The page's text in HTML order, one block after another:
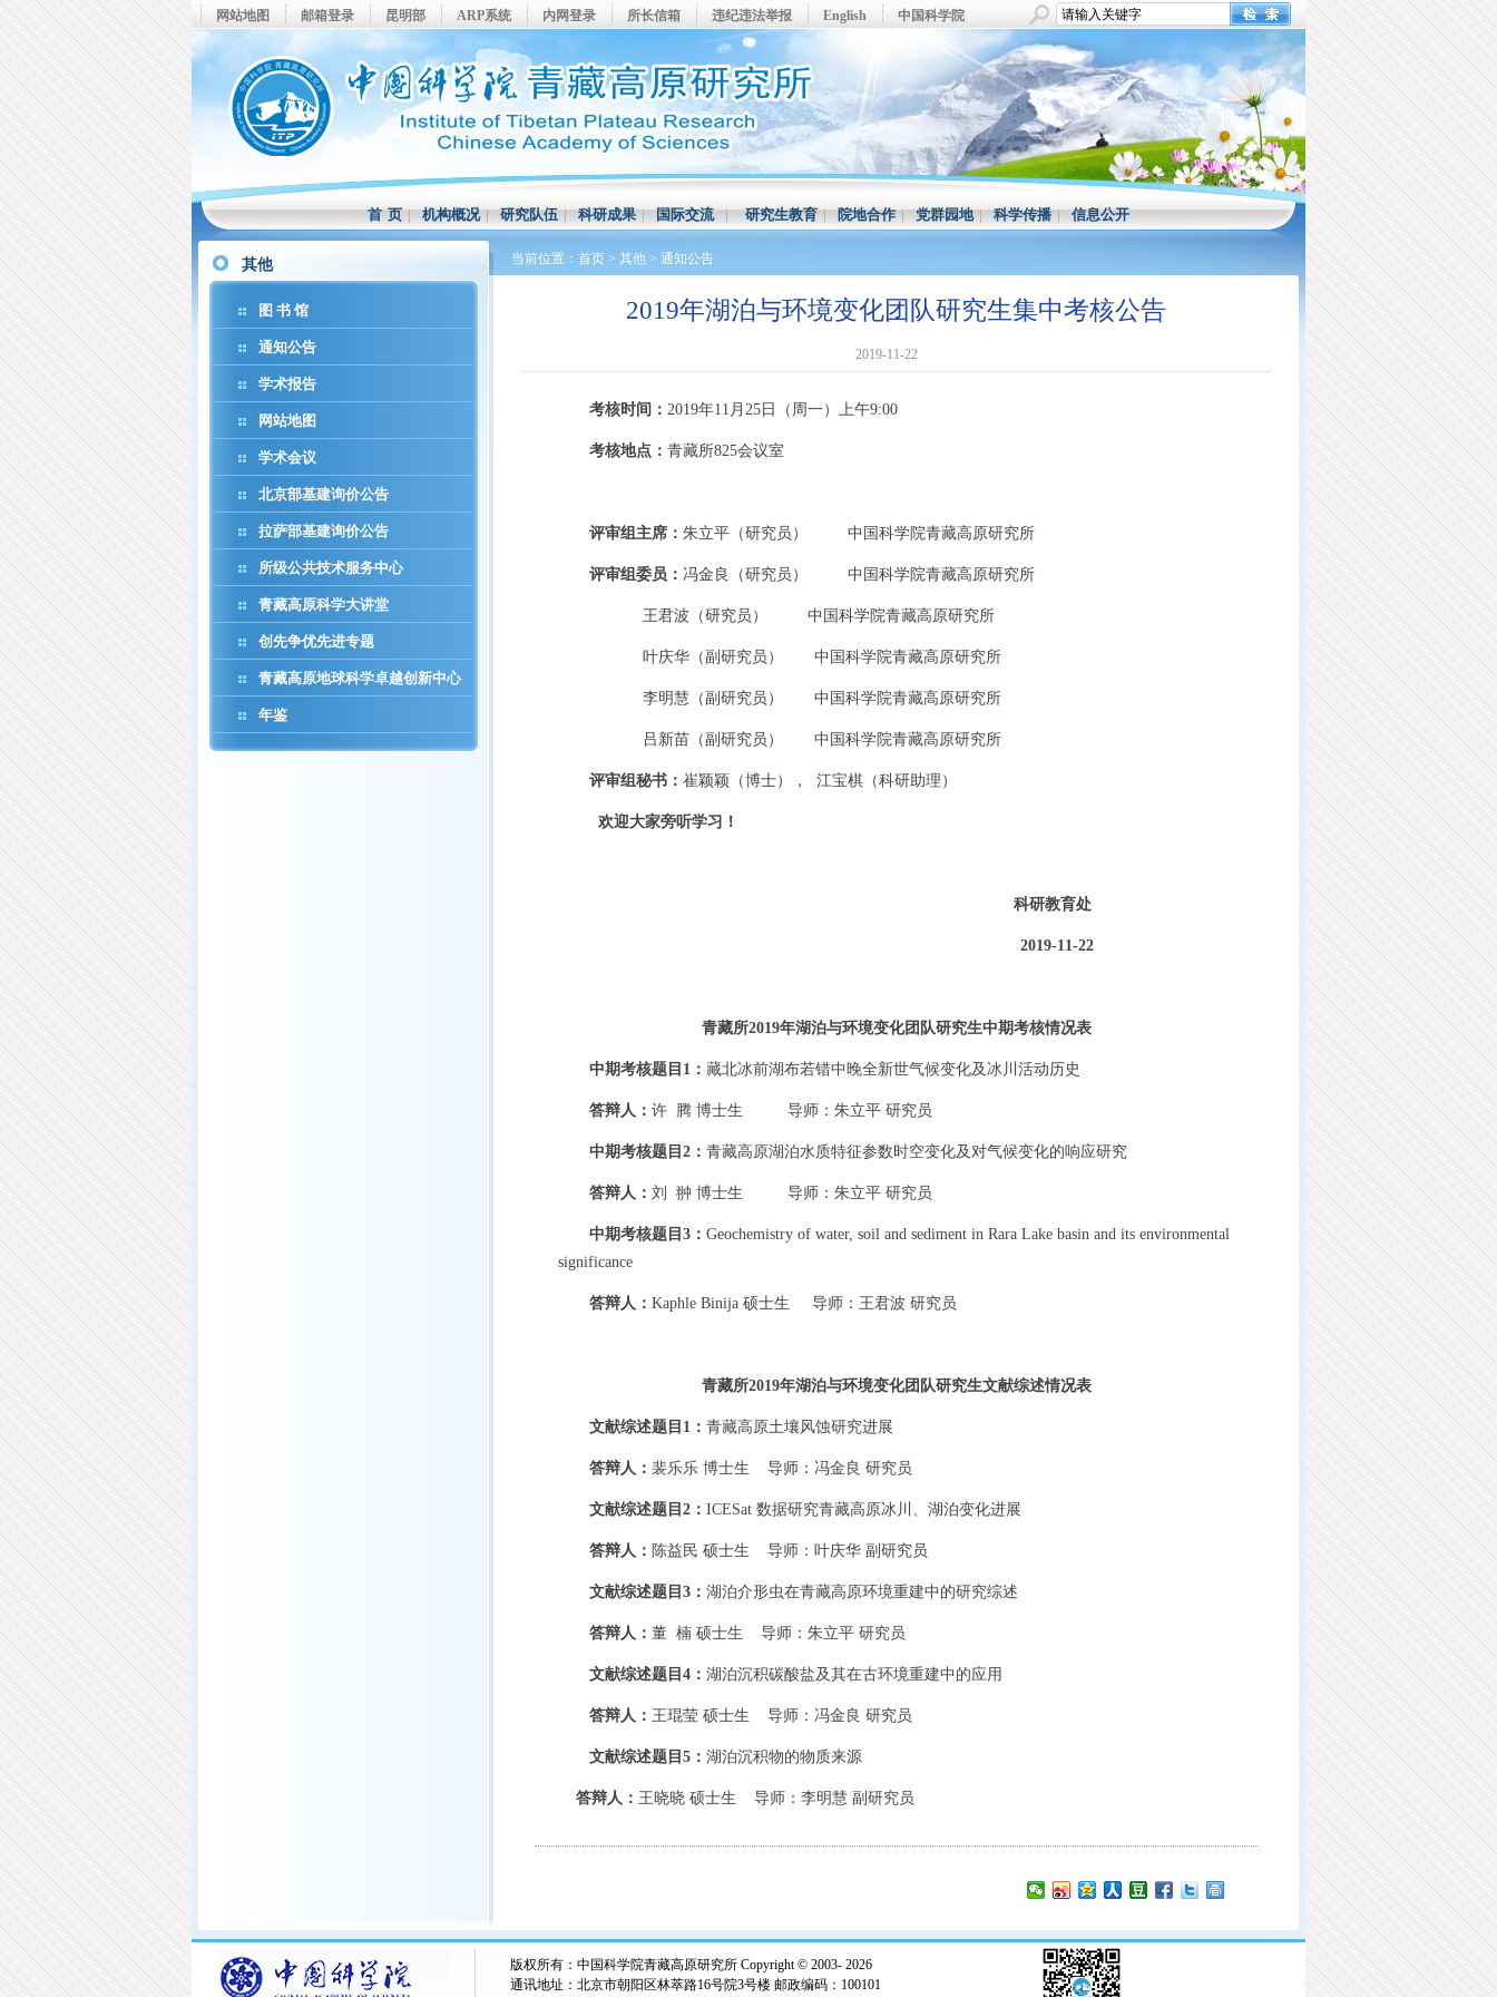
网站地图 邮箱登录 昆明部 ARP系统 内网登录 所长信箱 违纪违法举报 English 中国科学院
首 页|机构概况|研究队伍|科研成果|国际交流|研究生教育|院地合作|党群园地|科学传播|信息公开
其他
图 书 馆
通知公告
学术报告
网站地图
学术会议
北京部基建询价公告
拉萨部基建询价公告
所级公共技术服务中心
青藏高原科学大讲堂
创先争优先进专题
青藏高原地球科学卓越创新中心
年鉴
当前位置： 首页 > 其他 > 通知公告
2019年湖泊与环境变化团队研究生集中考核公告
2019-11-22
考核时间： 2019年11月25日（周一）上午9:00
考核地点： 青藏所825会议室
评审组主席： 朱立平（研究员） 中国科学院青藏高原研究所
评审组委员： 冯金良（研究员） 中国科学院青藏高原研究所
王君波（研究员） 中国科学院青藏高原研究所
叶庆华（副研究员） 中国科学院青藏高原研究所
李明慧（副研究员） 中国科学院青藏高原研究所
吕新苗（副研究员） 中国科学院青藏高原研究所
评审组秘书： 崔颖颖（博士）， 江宝棋（科研助理）
欢迎大家旁听学习！
科研教育处
2019-11-22
青藏所2019年湖泊与环境变化团队研究生中期考核情况表
中期考核题目1： 藏北冰前湖布若错中晚全新世气候变化及冰川活动历史
答辩人： 许 腾 博士生 导师：朱立平 研究员
中期考核题目2： 青藏高原湖泊水质特征参数时空变化及对气候变化的响应研究
答辩人： 刘 翀 博士生 导师：朱立平 研究员
中期考核题目3： Geochemistry of water, soil and sediment in Rara Lake basin and its environmental
significance
答辩人： Kaphle Binija 硕士生 导师：王君波 研究员
青藏所2019年湖泊与环境变化团队研究生文献综述情况表
文献综述题目1： 青藏高原土壤风蚀研究进展
答辩人： 裴乐乐 博士生 导师：冯金良 研究员
文献综述题目2： ICESat 数据研究青藏高原冰川、湖泊变化进展
答辩人： 陈益民 硕士生 导师：叶庆华 副研究员
文献综述题目3： 湖泊介形虫在青藏高原环境重建中的研究综述
答辩人： 董 楠 硕士生 导师：朱立平 研究员
文献综述题目4： 湖泊沉积碳酸盐及其在古环境重建中的应用
答辩人： 王琨莹 硕士生 导师：冯金良 研究员
文献综述题目5： 湖泊沉积物的物质来源
答辩人： 王晓晓 硕士生 导师：李明慧 副研究员
版权所有：中国科学院青藏高原研究所 Copyright © 2003- 2026
通讯地址：北京市朝阳区林萃路16号院3号楼 邮政编码：100101